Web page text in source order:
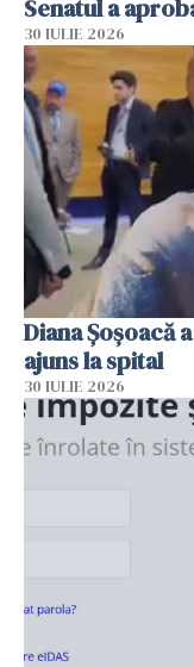
Senatul a
30 IULIE 2026
Diana Șoșoacă
ajuns la spital
30 IULIE 2026